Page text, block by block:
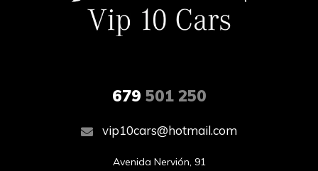
679 501 250
vip10cars@hotmail.com
Avenida Nervión, 91